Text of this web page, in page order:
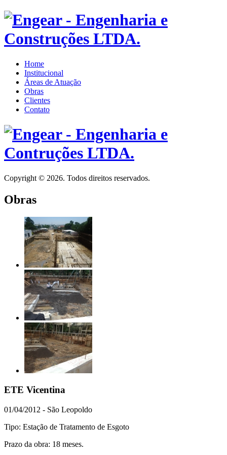
Home
Institucional
Áreas de Atuação
Obras
Clientes
Contato
Copyright © 2026. Todos direitos reservados.
Obras
ETE Vicentina
01/04/2012 - São Leopoldo
Tipo: Estação de Tratamento de Esgoto
Prazo da obra: 18 meses.